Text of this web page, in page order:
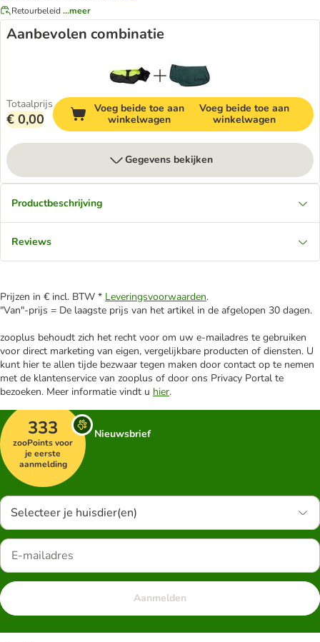
Retourbeleid ...meer
Aanbevolen combinatie
Totaalprijs
€ 0,00
Voeg beide toe aan
winkelwagen
Voeg beide toe aan
winkelwagen
Gegevens bekijken
Productbeschrijving
Reviews
Prijzen in € incl. BTW * Leveringsvoorwaarden.
"Van"-prijs = De laagste prijs van het artikel in de afgelopen 30 dagen.
zooplus behoudt zich het recht voor om uw e-mailadres te gebruiken
voor direct marketing van eigen, vergelijkbare producten of diensten. U
kunt hier te allen tijde bezwaar tegen maken door contact op te nemen
met de klantenservice van zooplus of door ons Privacy Portal te
bezoeken. Meer informatie vindt u hier.
333
zooPoints voor
je eerste
aanmelding
Nieuwsbrief
Selecteer je huisdier(en)
Aanmelden